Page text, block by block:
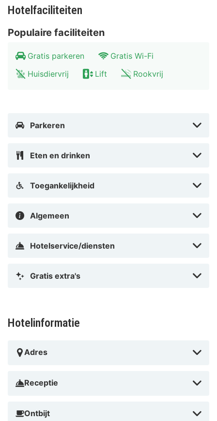
is genoeg te doen. Geniet van de leukste achtbanen in
of Slot Augustusburg en Slot Falkenlust. Of geniet van
van het hotel.
Hotelfaciliteiten
Populaire faciliteiten
Gratis parkeren
Gratis Wi-Fi
Huisdiervrij
Lift Rookvrij
Parkeren
Eten en drinken
Toegankelijkheid
Algemeen
Hotelservice/diensten
Gratis extra's
Hotelinformatie
Adres
Receptie
Ontbijt